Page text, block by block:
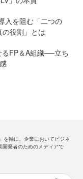
入を阻む「二つの
役割」とは
るFP＆A組織──立ち
を軸に、企業においてビジネ
開発者のためのメディアで